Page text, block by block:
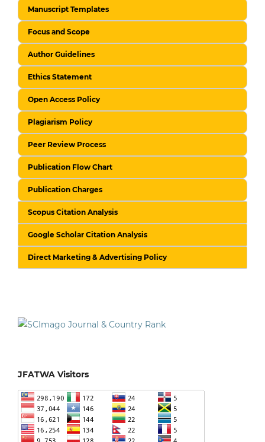
Manuscript Templates
Focus and Scope
Author Guidelines
Ethics Statement
Open Access Policy
Plagiarism Policy
Peer Review Process
Publication Flow Chart
Publication Charges
Scopus Citation Analysis
Google Scholar Citation Analysis
Direct Marketing & Advertising Policy
JFATWA Visitors